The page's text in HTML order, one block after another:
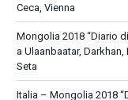
Ceca, Vienna
Mongolia 2018 “Diario
a Ulaanbaatar,
Seta
Italia – Mongolia 2018